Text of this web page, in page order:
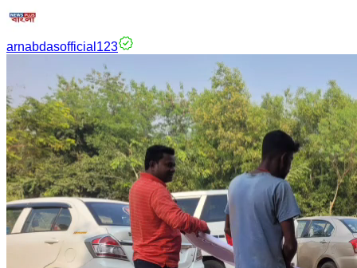
arnabdasofficial123